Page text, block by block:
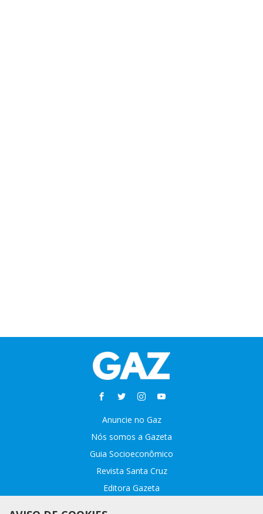
Anuncie no Gaz
Nós somos a Gazeta
Guia Socioeconômico
Revista Santa Cruz
Editora Gazeta